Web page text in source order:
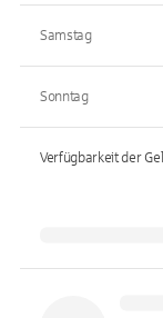
Samstag
Sonntag
Verfügbarkeit der